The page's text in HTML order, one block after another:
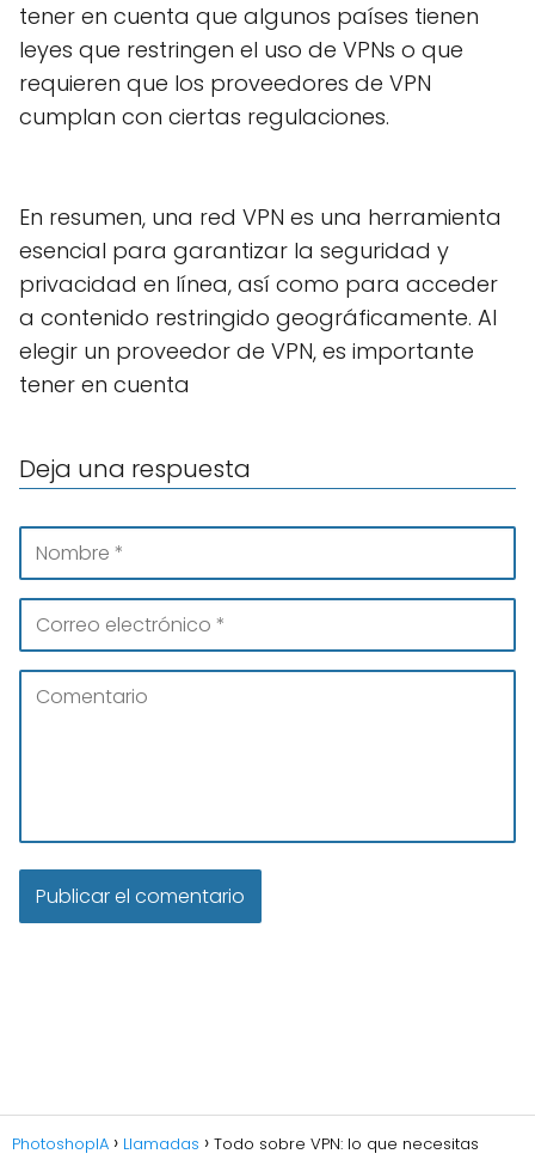
tener en cuenta que algunos países tienen
leyes que restringen el uso de VPNs o que
requieren que los proveedores de VPN
cumplan con ciertas regulaciones.
En resumen, una red VPN es una herramienta
esencial para garantizar la seguridad y
privacidad en línea, así como para acceder
a contenido restringido geográficamente. Al
elegir un proveedor de VPN, es importante
tener en cuenta
Deja una respuesta
PhotoshopIA Llamadas
Todo sobre VPN: lo que necesitas